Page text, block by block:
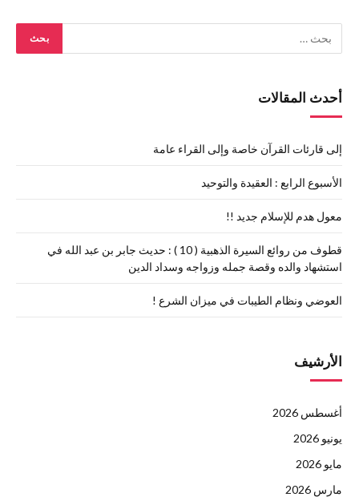
أحدث المقالات
إلى قارئات القرآن خاصة وإلى القراء عامة
الأسبوع الرابع : العقيدة والتوحيد
معول هدم للإسلام جديد !!
قطوف من روائع السيرة الذهبية ( 10 ) : حديث جابر بن عبد الله في
استشهاد والده وقصة جمله وزواجه وسداد الدين
العوضي ونظام الطيبات في ميزان الشرع !
الأرشيف
أغسطس 2026
يونيو 2026
مايو 2026
مارس 2026